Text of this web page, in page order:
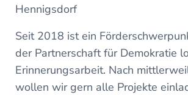
Hennigsdorf
Seit 2018 ist ein
der Partnerschaft für Demokratie
Erinnerungsarbeit. Nach
wollen wir gern alle Projekte